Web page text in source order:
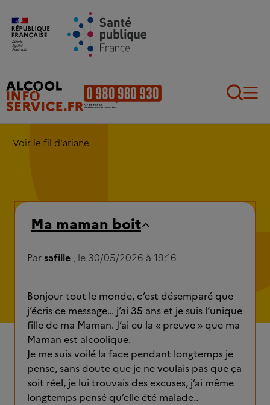
Aller au contenu principal
Voir le fil d'ariane
Ma maman boit
Parsafille , le 30/05/2026 à 19:16
Bonjour tout le monde, c’est désemparé que
j’écris ce message… j’ai 35 ans et je suis l’unique
fille de ma Maman. J’ai eu la « preuve » que ma
Maman est alcoolique.
Je me suis voilé la face pendant longtemps je
pense, sans doute que je ne voulais pas que ça
soit réel, je lui trouvais des excuses, j’ai même
longtemps pensé qu’elle été malade..